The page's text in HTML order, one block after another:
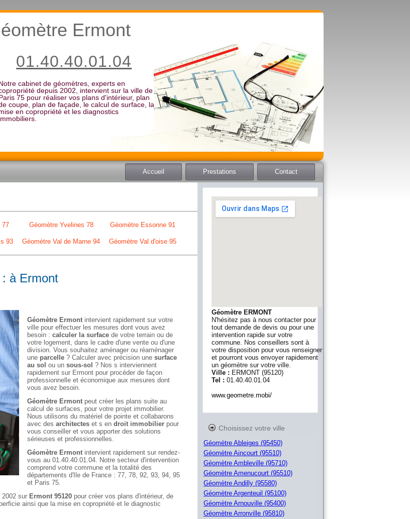
cabinet de géomètres, experts en
depuis 2002, intervient sur la ville de
75 pour réaliser vos plans d'intérieur, plan
coupe, plan de façade, le calcul de surface, la
en copropriété et les diagnostics
Ermont
01.40.40.01.04
Accueil Prestations Contact
77 Géomètre Yvelines 78 Géomètre Essonne 91
93 Géomètre Val de Marne 94 Géomètre Val d'oise 95
à Ermont
Géomètre Ermont intervient rapidement sur votre
ville pour effectuer les mesures dont vous avez
besoin : calculer la surface de votre terrain ou de
votre logement, dans le cadre d'une vente ou d'une
division. Vous souhaitez aménager ou réaménager
une parcelle ? Calculer avec précision une surface
au sol ou un sous-sol ? Nos s interviennent
rapidement sur Ermont pour procéder de façon
professionnelle et économique aux mesures dont
vous avez besoin.
Géomètre Ermont peut créer les plans suite au
calcul de surfaces, pour votre projet immobilier.
Nous utilisons du matériel de pointe et collabarons
avec des architectes et s en droit immobilier pour
vous conseiller et vous apporter des solutions
sérieuses et professionnelles.
Géomètre Ermont intervient rapidement sur rendez-
vous au 01.40.40.01.04. Notre secteur d'intervention
comprend votre commune et la totalité des
départements d'Ile de France : 77, 78, 92, 93, 94, 95
et Paris 75.
2002 sur Ermont 95120 pour créer vos plans d'intérieur, de
ainsi que la mise en copropriété et le diagnostic
Géomètre ERMONT
N'hésitez pas à nous contacter pour
tout demande de devis ou pour une
intervention rapide sur votre
commune. Nos conseillers sont à
votre disposition pour vous renseigner
et pourront vous envoyer rapidement
un géomètre sur votre ville.
Ville : ERMONT (95120)
Tel : 01.40.40.01.04
www.geometre.mobi/
Choisissez votre ville
Géomètre Ableiges (95450)
Géomètre Aincourt (95510)
Géomètre Ambleville (95710)
Géomètre Amenucourt (95510)
Géomètre Andilly (95580)
Géomètre Argenteuil (95100)
Géomètre Arnouville (95400)
Géomètre Arronville (95810)